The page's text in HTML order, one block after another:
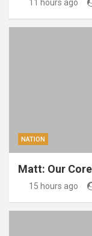
11 hours ago
NATION
Matt: Our
15 hours ago